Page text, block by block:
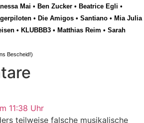
Mai • Ben Zucker • Beatrice Egli •
• Die Amigos • Santiano • Mia Julia
• KLUBBB3 • Matthias Reim • Sarah
Bescheid!)
11:38 Uhr
teilweise falsche musikalische